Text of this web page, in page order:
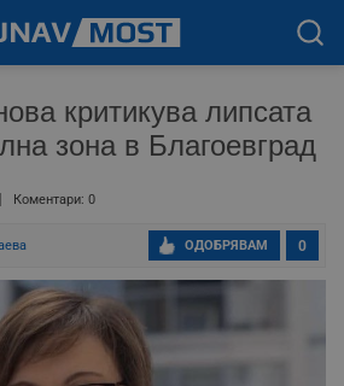
критикува липсата
зона в Благоевград
Коментари: 0
0
ОДОБРЯВАМ